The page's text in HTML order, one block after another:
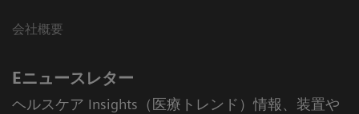
会社概要
Eニュースレター
ヘルスケア Insights（医療トレンド）情報、装置や